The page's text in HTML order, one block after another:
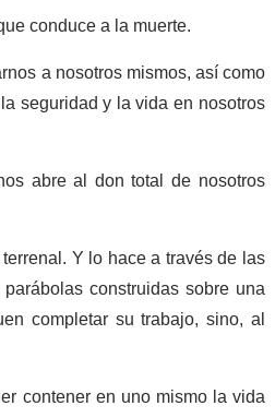
conduce a la muerte.
a nosotros mismos, así como
seguridad y la vida en nosotros
abre al don total de nosotros
Y lo hace a través de las
construidas sobre una
completar su trabajo, sino, al
contener en uno mismo la vida